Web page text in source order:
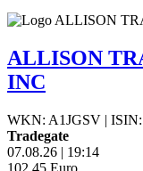
ALLISON
INC
WKN: A1JGSV |
Tradegate
07.08.26 | 19:14
102,45 Euro